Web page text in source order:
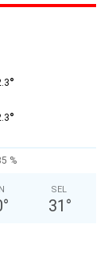
°
°
%
°
SEL
31 °